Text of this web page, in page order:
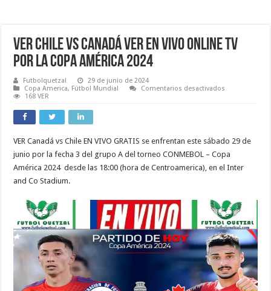
VER Chile vs Canadá Ver EN VIVO ONLINE TV
por la Copa América 2024
Futbolquetzal
29 de junio de 2024
Copa America, Fútbol Mundial Comentarios desactivados
VIVO
TV
por
168 VER
VER Canadá vs Chile EN VIVO GRATIS se enfrentan este sábado 29 de
junio por la fecha 3 del grupo A del torneo CONMEBOL – Copa
América 2024 desde las 18:00 (hora de Centroamerica), en el Inter
and Co Stadium.